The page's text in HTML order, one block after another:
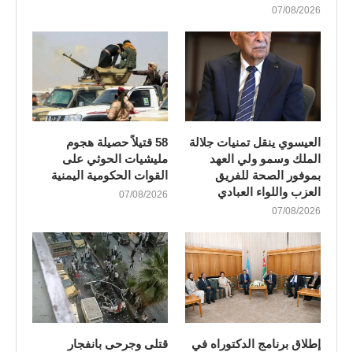
07/08/2026
العيسوي ينقل تمنيات جلالة
الملك وسمو ولي العهد
بموفور الصحة للفريق
العزب واللواء العبادي
07/08/2026
58 قتيلاً حصيلة هجوم
مليشيات الحوثي على
القوات الحكومية اليمنية
07/08/2026
إطلاق برنامج الدكتوراه في
قتلى وجرحى بانفجار